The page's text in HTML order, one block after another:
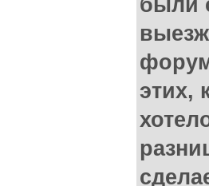
были
этих,